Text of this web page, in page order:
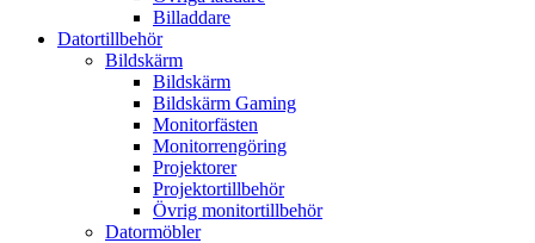
Billaddare
Datortillbehör
Bildskärm
Bildskärm
Bildskärm Gaming
Monitorfästen
Monitorrengöring
Projektorer
Projektortillbehör
Övrig monitortillbehör
Datormöbler